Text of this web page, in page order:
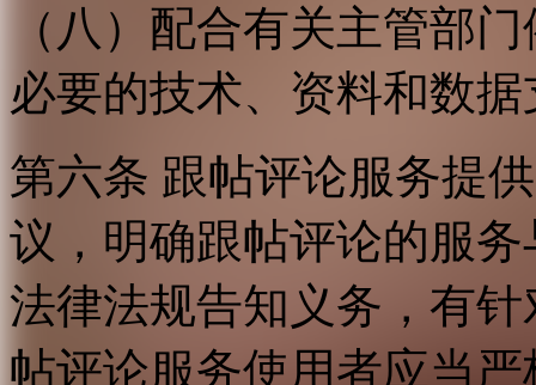
（八）配合有关主管部
必要的技术、资料和数
第六条 跟帖评论服务提
议，明确跟帖评论的服
法律法规告知义务，有
帖评论服务使用者应当